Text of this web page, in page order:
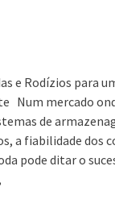
e Rodízios para
Num mercado
de
a fiabilidade dos
pode ditar o